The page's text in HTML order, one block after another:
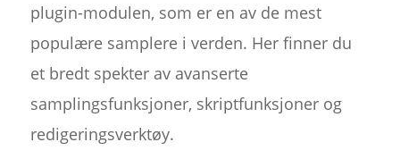
plugin-modulen, som er en av de mest
populære samplere i verden. Her finner du
et bredt spekter av avanserte
samplingsfunksjoner, skriptfunksjoner og
redigeringsverktøy.